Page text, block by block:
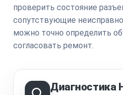
проверить состояние
сопутствующие
можно точно определить
согласовать ремонт.
Диагностика